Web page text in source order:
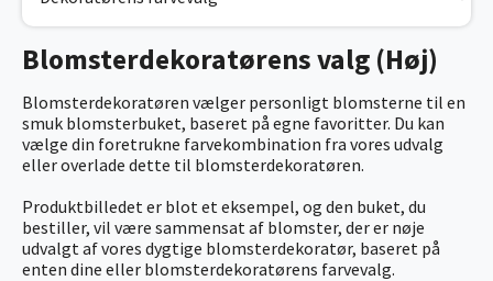
Blomsterdekoratørens valg (Høj)
Blomsterdekoratøren vælger personligt blomsterne til en
smuk blomsterbuket, baseret på egne favoritter. Du kan
vælge din foretrukne farvekombination fra vores udvalg
eller overlade dette til blomsterdekoratøren.
Produktbilledet er blot et eksempel, og den buket, du
bestiller, vil være sammensat af blomster, der er nøje
udvalgt af vores dygtige blomsterdekoratør, baseret på
enten dine eller blomsterdekoratørens farvevalg.